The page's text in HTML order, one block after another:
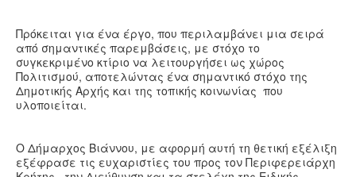
Πρόκειται για ένα έργο, που περιλαμβάνει μια σειρά
από σημαντικές παρεμβάσεις, με στόχο το
συγκεκριμένο κτίριο να λειτουργήσει ως χώρος
Πολιτισμού, αποτελώντας ένα σημαντικό στόχο της
Δημοτικής Αρχής και της τοπικής κοινωνίας που
υλοποιείται.
Ο Δήμαρχος Βιάννου, με αφορμή αυτή τη θετική εξέλιξη
εξέφρασε τις ευχαριστίες του προς τον Περιφερειάρχη